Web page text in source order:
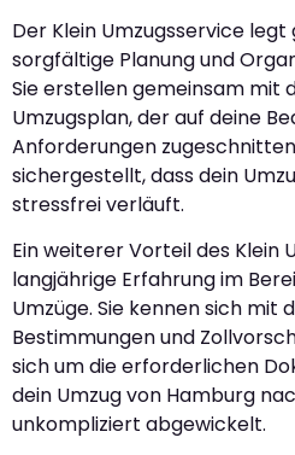
Der Klein Umzugsservice
sorgfältige Planung und
Sie erstellen gemeinsam mit
Umzugsplan, der auf deine
Anforderungen
sichergestellt, dass dein
stressfrei verläuft.
Ein weiterer Vorteil des Klein
langjährige Erfahrung im
Umzüge. Sie kennen sich mit
Bestimmungen und
sich um die erforderlichen
dein Umzug von Hamburg
unkompliziert abgewickelt.